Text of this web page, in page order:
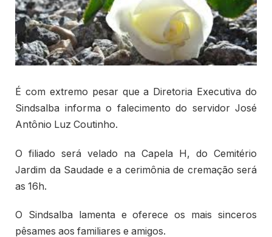
É com extremo pesar que a Diretoria Executiva do
Sindsalba informa o falecimento do servidor José
Antônio Luz Coutinho.
O filiado será velado na Capela H, do Cemitério
Jardim da Saudade e a cerimônia de cremação será
as 16h.
O Sindsalba lamenta e oferece os mais sinceros
pêsames aos familiares e amigos.